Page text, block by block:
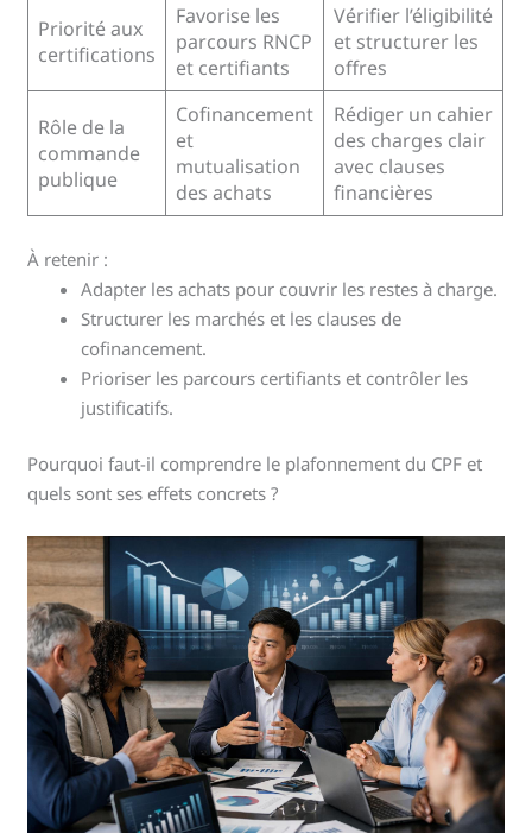
Priorité aux
certifications
Favorise les
parcours RNCP
et certifiants
Vérifier l’éligibilité
et structurer les
offres
Rôle de la
commande
publique
Cofinancement
et
mutualisation
des achats
Rédiger un cahier
des charges clair
avec clauses
financières
À retenir :
Adapter les achats pour couvrir les restes à charge.
Structurer les marchés et les clauses de
cofinancement.
Prioriser les parcours certifiants et contrôler les
justificatifs.
Pourquoi faut-il comprendre le plafonnement du CPF et
quels sont ses effets concrets ?